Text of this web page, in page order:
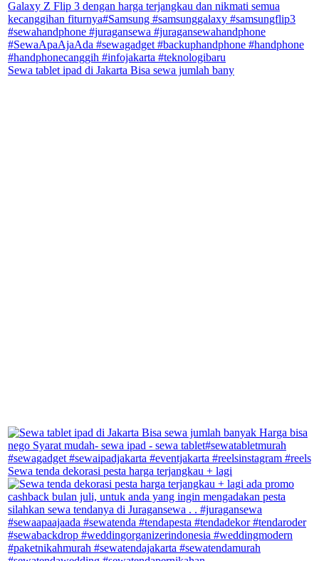
Sewa tablet ipad di Jakarta Bisa sewa jumlah bany
Sewa tenda dekorasi pesta harga terjangkau + lagi